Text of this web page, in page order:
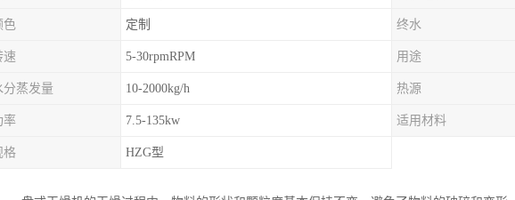
色 定制 终水
速 5-30rpmRPM 用途
分蒸发量 10-2000kg/h 热源
率 7.5-135kw 适用材料
格 HZG型